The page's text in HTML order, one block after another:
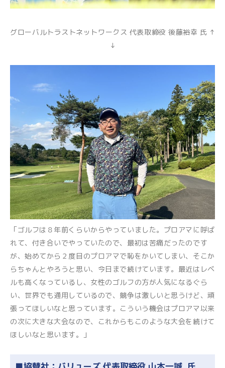
グローバルトラストネットワークス 代表取締役 後藤裕幸 氏 ↑
↓
「ゴルフは８年前くらいからやっていました。プロアマに呼ば
れて、付き合いでやっていたので、最初は苦痛だったのです
が、始めてから２度目のプロアマで恥をかいてしまい、そこか
らちゃんとやろうと思い、今日まで続けています。最近はレベ
ルも高くなっているし、女性のゴルフの方が人気になるぐら
い、世界でも通用しているので、競争は激しいと思うけど、頑
張ってほしいなと思っています。こういう機会はプロアマ以来
の次に大きな大会なので、これからもこのような大会を続けて
ほしいなと思います。」